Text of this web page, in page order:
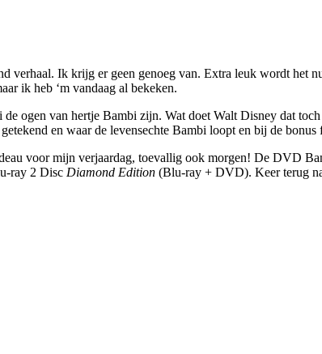
verhaal. Ik krijg er geen genoeg van. Extra leuk wordt
ik heb ‘m vandaag al bekeken.
de ogen van hertje Bambi zijn. Wat doet Walt Disney dat
en waar de levensechte Bambi loopt en bij de bonus
voor mijn verjaardag, toevallig ook morgen! De DVD
ray 2 Disc Diamond Edition (Blu-ray + DVD). Keer terug